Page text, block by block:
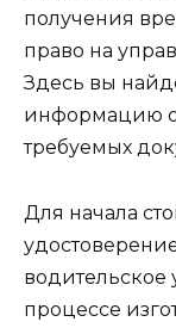
получения
право на
Здесь вы
информацию о
требуемых
Для начала
водительское
процессе